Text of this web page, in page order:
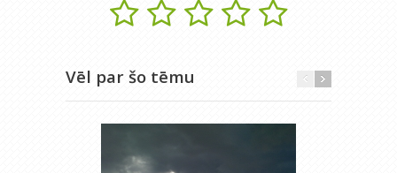
Vēl par šo tēmu